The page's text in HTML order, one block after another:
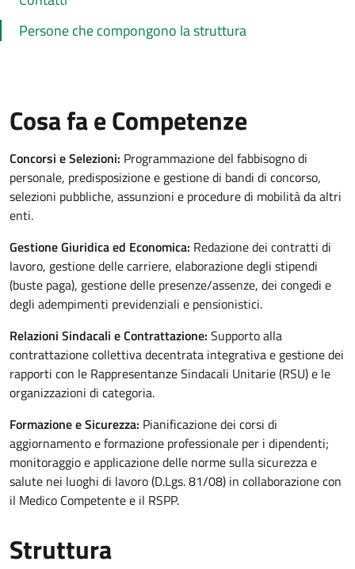
Persone che compongono la struttura
Cosa fa e Competenze
Concorsi e Selezioni: Programmazione del fabbisogno di
personale, predisposizione e gestione di bandi di concorso,
selezioni pubbliche, assunzioni e procedure di mobilità da altri
enti.
Gestione Giuridica ed Economica: Redazione dei contratti di
lavoro, gestione delle carriere, elaborazione degli stipendi
(buste paga), gestione delle presenze/assenze, dei congedi e
degli adempimenti previdenziali e pensionistici.
Relazioni Sindacali e Contrattazione: Supporto alla
contrattazione collettiva decentrata integrativa e gestione dei
rapporti con le Rappresentanze Sindacali Unitarie (RSU) e le
organizzazioni di categoria.
Formazione e Sicurezza: Pianificazione dei corsi di
aggiornamento e formazione professionale per i dipendenti;
monitoraggio e applicazione delle norme sulla sicurezza e
salute nei luoghi di lavoro (D.Lgs. 81/08) in collaborazione con
il Medico Competente e il RSPP.
Struttura